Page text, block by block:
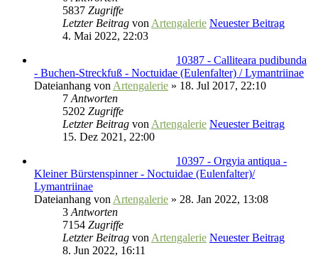
5837 Zugriffe
Letzter Beitrag von Artengalerie Neuester Beitrag
4. Mai 2022, 22:03
10387 - Calliteara pudibunda
- Buchen-Streckfuß - Noctuidae (Eulenfalter) / Lymantriinae
Dateianhang von Artengalerie » 18. Jul 2017, 22:10
7 Antworten
5202 Zugriffe
Letzter Beitrag von Artengalerie Neuester Beitrag
15. Dez 2021, 22:00
10397 - Orgyia antiqua -
Kleiner Bürstenspinner - Noctuidae (Eulenfalter)/
Lymantriinae
Dateianhang von Artengalerie » 28. Jan 2022, 13:08
3 Antworten
7154 Zugriffe
Letzter Beitrag von Artengalerie Neuester Beitrag
8. Jun 2022, 16:11